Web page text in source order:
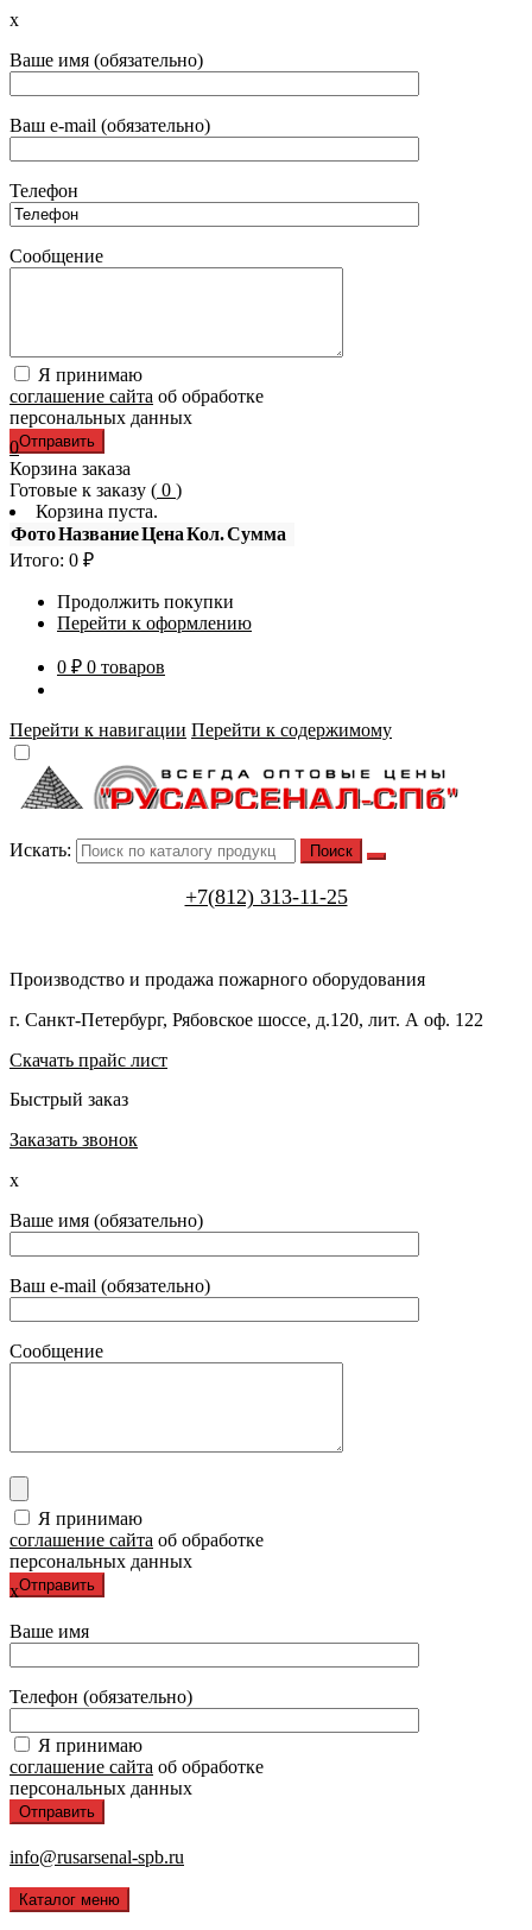
x
Ваше имя (обязательно)
Ваш e-mail (обязательно)
Телефон
Сообщение
Я принимаю
соглашение сайта об обработке
персональных данных
0
Корзина заказа
Готовые к заказу ( 0 )
Корзина пуста.
ФотоНазваниеЦенаКол.Сумма
Итого: 0 ₽
Продолжить покупки
Перейти к оформлению
0 ₽ 0 товаров
Перейти к навигации Перейти к содержимому
Искать:
+7(812) 313-11-25
Производство и продажа пожарного оборудования
г. Санкт-Петербург, Рябовское шоссе, д.120, лит. А оф. 122
Скачать прайс лист
Быстрый заказ
Заказать звонок
x
Ваше имя (обязательно)
Ваш e-mail (обязательно)
Сообщение
Я принимаю
соглашение сайта об обработке
персональных данных
x
Ваше имя
Телефон (обязательно)
Я принимаю
соглашение сайта об обработке
персональных данных
info@rusarsenal-spb.ru
Каталог меню